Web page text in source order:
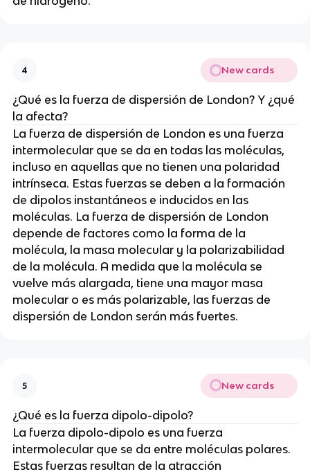
4 New cards
¿Qué es la fuerza de dispersión de London? Y ¿qué
la afecta?
La fuerza de dispersión de London es una fuerza
intermolecular que se da en todas las moléculas,
incluso en aquellas que no tienen una polaridad
intrínseca. Estas fuerzas se deben a la formación
de dipolos instantáneos e inducidos en las
moléculas. La fuerza de dispersión de London
depende de factores como la forma de la
molécula, la masa molecular y la polarizabilidad
de la molécula. A medida que la molécula se
vuelve más alargada, tiene una mayor masa
molecular o es más polarizable, las fuerzas de
dispersión de London serán más fuertes.
5 New cards
¿Qué es la fuerza dipolo-dipolo?
La fuerza dipolo-dipolo es una fuerza
intermolecular que se da entre moléculas polares.
Estas fuerzas resultan de la atracción